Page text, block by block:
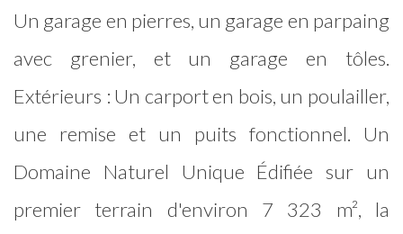
Un garage en pierres, un garage en parpaing
avec grenier, et un garage en tôles.
Extérieurs : Un carport en bois, un poulailler,
une remise et un puits fonctionnel. Un
Domaine Naturel Unique Édifiée sur un
premier terrain d'environ 7 323 m², la